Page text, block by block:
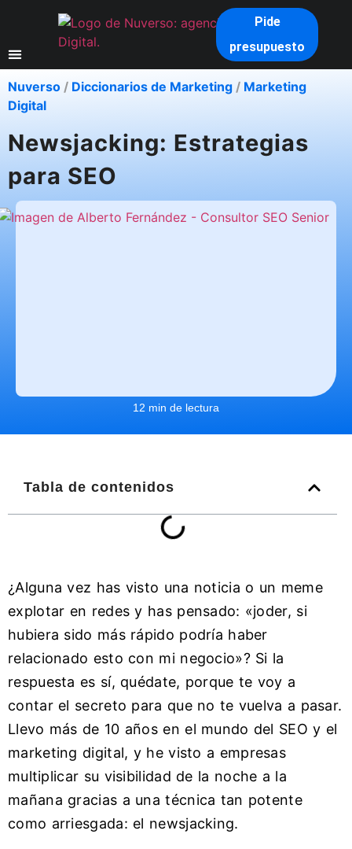
Pide
presupuesto
Nuverso / Diccionarios de Marketing / Marketing
Digital
Newsjacking: Estrategias
para SEO
12 min de lectura
Tabla de contenidos
¿Alguna vez has visto una noticia o un meme
explotar en redes y has pensado: «joder, si
hubiera sido más rápido podría haber
relacionado esto con mi negocio»? Si la
respuesta es sí, quédate, porque te voy a
contar el secreto para que no te vuelva a pasar.
Llevo más de 10 años en el mundo del SEO y el
marketing digital, y he visto a empresas
multiplicar su visibilidad de la noche a la
mañana gracias a una técnica tan potente
como arriesgada: el newsjacking.